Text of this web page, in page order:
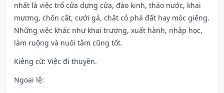
nhất là việc trổ cửa dựng cửa, đào kinh, tháo nước, khai
mương, chôn cất, cưới gả, chặt cỏ phá đất hay móc giếng.
Những việc khác như khai trương, xuất hành, nhập học,
làm ruộng và nuôi tằm cũng tốt.
Kiêng cữ: Việc đi thuyền.
Ngoại lệ: